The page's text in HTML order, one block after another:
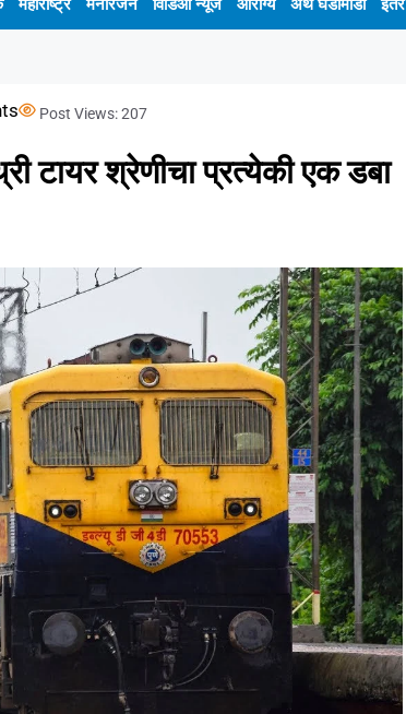
महाराष्ट्र मनोरंजन विडिओ न्यूज आरोग्य अर्थ घडामोडी इतर
Post Views:207
टायर श्रेणीचा प्रत्येकी एक डबा